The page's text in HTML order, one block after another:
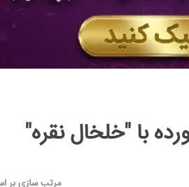
با "خلخال نقره"
مرتب سازی بر